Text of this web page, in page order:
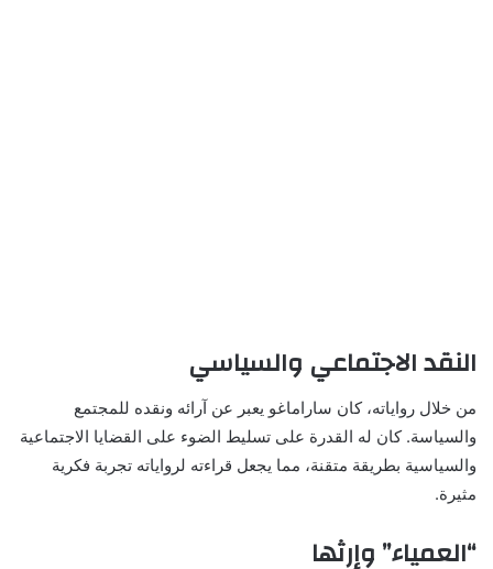
النقد الاجتماعي والسياسي
من خلال رواياته، كان ساراماغو يعبر عن آرائه ونقده للمجتمع
والسياسة. كان له القدرة على تسليط الضوء على القضايا الاجتماعية
والسياسية بطريقة متقنة، مما يجعل قراءته لرواياته تجربة فكرية
مثيرة.
“العمياء” وإرثها